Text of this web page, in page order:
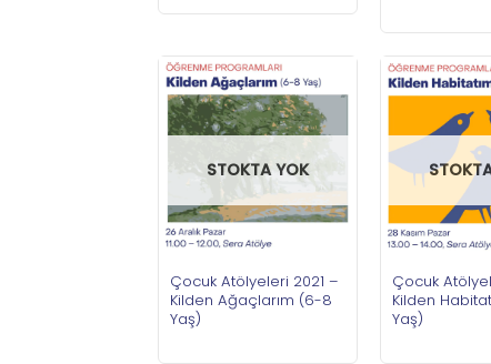
STOKTA YOK
Çocuk Atölyeleri 2021 –
Kilden Ağaçlarım (6-8
Yaş)
Çocuk
Kilden
Yaş)